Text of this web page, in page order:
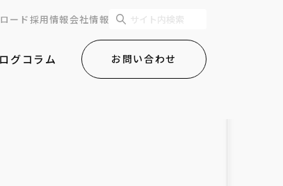
ード採用情報会社情報
グコラム お問い合わせ